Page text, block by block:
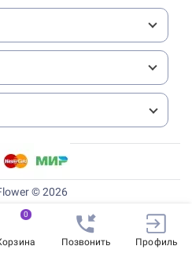
0
Позвонить Профиль
© 2026